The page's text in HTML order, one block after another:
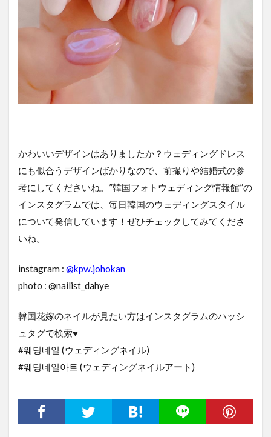
かわいいデザインはありましたか？ウェディングドレス
にも似合うデザインばかりなので、前撮りや結婚式の参
考にしてくださいね。”韓国フォトウェディング情報館”の
インスタグラムでは、毎日韓国のウェディングスタイル
について発信しています！ぜひチェックしてみてくださ
いね。
instagram : @kpw.johokan
photo : @nailist_dahye
韓国花嫁のネイルが見たい方はインスタグラムのハッシ
ュタグで検索♥
#웨딩네일 (ウェディングネイル)
#웨딩네일아트 (ウェディングネイルアート)